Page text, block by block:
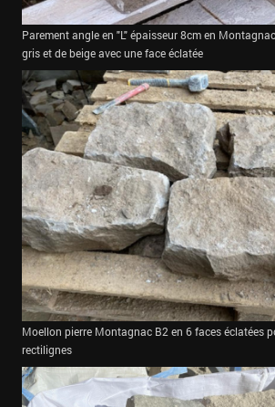
Parement angle en "L" épaisseur 8cm en
gris et de beige avec une face éclatée
Moellon pierre Montagnac B2 en 6 faces éclatées
rectilignes